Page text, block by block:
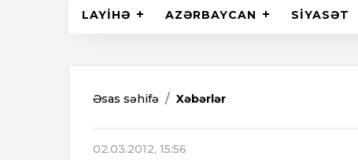
LAYİHƏ AZƏRBAYCAN SİYASƏT
Əsas səhifə Xəbərlər
02.03.2012, 15:56